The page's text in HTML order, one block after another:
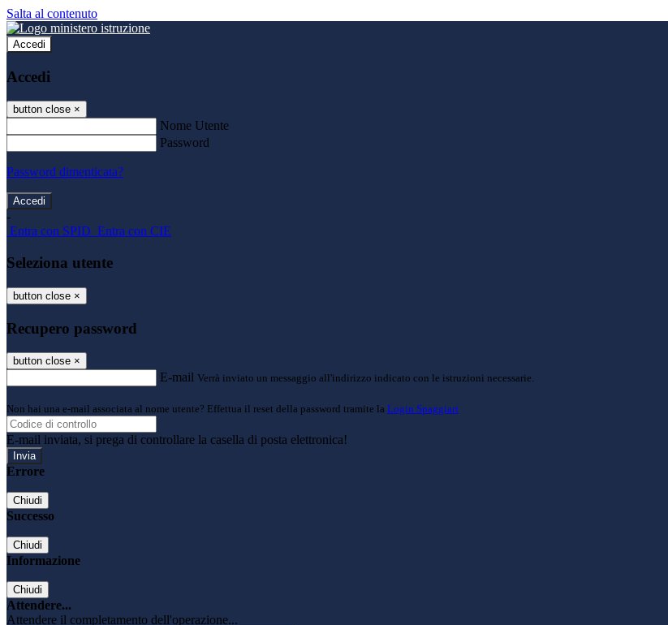
Salta al contenuto
Accedi
Accedi
button close ×
Nome Utente
Password
Password dimenticata?
-
Entra con SPID Entra con CIE
Seleziona utente
button close ×
Recupero password
button close ×
E-mail Verrà inviato un messaggio all'indirizzo indicato con le istruzioni necessarie.
Non hai una e-mail associata al nome utente? Effettua il reset della password tramite la Login Spaggiari
E-mail inviata, si prega di controllare la casella di posta elettronica!
Errore
Chiudi
Successo
Chiudi
Informazione
Chiudi
Attendere...
Attendere il completamento dell'operazione...